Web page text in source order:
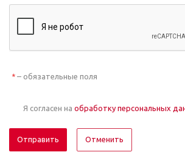
* – обязательные поля
Я согласен на обработку персональных
Отменить